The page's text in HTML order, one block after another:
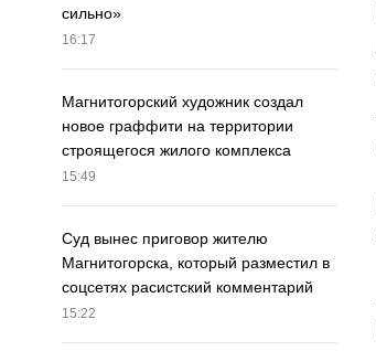
сильно»
16:17
Магнитогорский художник создал
новое граффити на территории
строящегося жилого комплекса
15:49
Суд вынес приговор жителю
Магнитогорска, который разместил в
соцсетях расистский комментарий
15:22